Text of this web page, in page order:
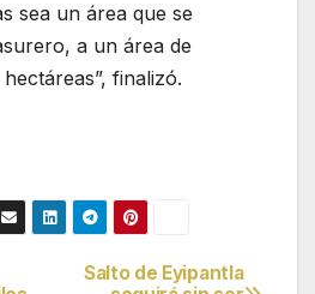
sea un área que se
a un área de
finalizó.
Salto de Eyipantla